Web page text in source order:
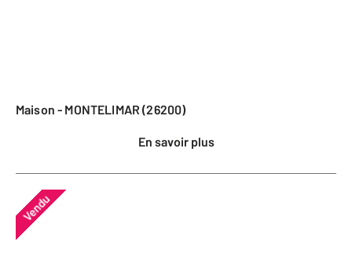
Maison - MONTELIMAR (26200)
En savoir plus
Vendu